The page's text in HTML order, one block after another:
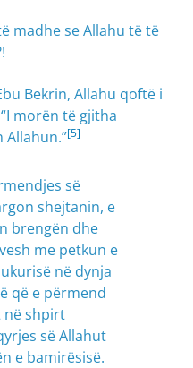
madhe se Allahu të të
Bekrin, Allahu qoftë i
morën të gjitha
[5]
së
shejtanin, e
brengën dhe
me petkun e
në dynja
që e përmend
në shpirt
së Allahut
e bamirësisë.